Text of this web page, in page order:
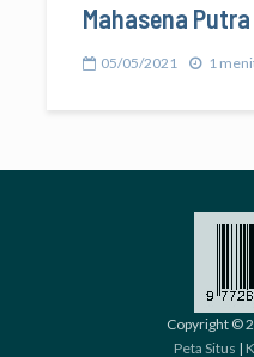
Mahasena
05/05/2021 1
Copyright ©
Peta Situs |